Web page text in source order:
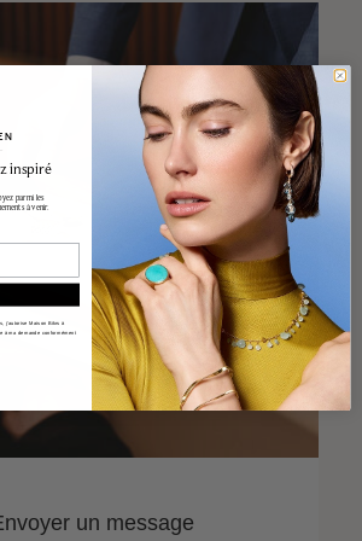
un message
inspiré
parmi les
à venir.
j'autorise Maison Bikrs à
à ma demande conformément